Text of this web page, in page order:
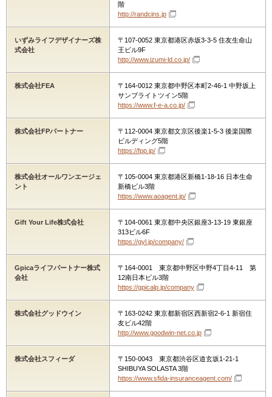
階
http://randcins.jp
いずみライフデザイナーズ株
式会社
〒107-0052 東京都港区赤坂3-3-5 住友生命山
王ビル9F
http://www.izumi-ld.co.jp/
株式会社FEA
〒164-0012 東京都中野区本町2-46-1 中野坂上
サンブライトツイン5階
https://www.f-e-a.co.jp/
株式会社FPパートナー
〒112-0004 東京都文京区後楽1-5-3 後楽国際
ビルディング5階
https://fpp.jp/
株式会社オールワンエージェ
ント
〒105-0004 東京都港区新橋1-18-16 日本生命
新橋ビル3階
https://www.aoagent.jp/
Gift Your Life株式会社
〒104-0061 東京都中央区銀座3-13-19 東銀座
313ビル6F
https://gyl.jp/company/
Gpicaライフパートナー株式
会社
〒164-0001 東京都中野区中野4丁目4-11 第
12南日本ビル3階
https://gpicalp.jp/company
株式会社グッドウイン
〒163-0242 東京都新宿区西新宿2-6-1 新宿住
友ビル42階
http://www.goodwin-net.co.jp
株式会社スフィーダ
〒150-0043 東京都渋谷区道玄坂1-21-1
SHIBUYA SOLASTA 3階
https://www.sfida-insuranceagent.com/